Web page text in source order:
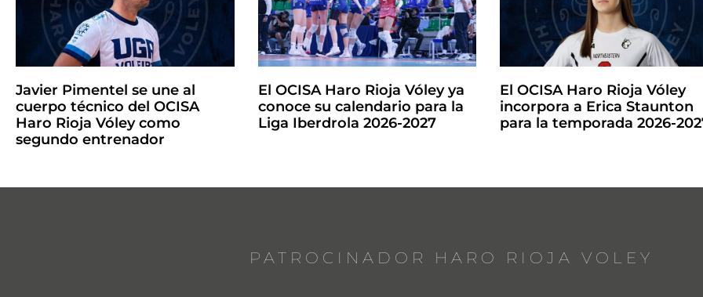
Javier Pimentel se une al
cuerpo técnico del OCISA
Haro Rioja Vóley como
segundo entrenador
El OCISA Haro Rioja Vóley ya
conoce su calendario para la
Liga Iberdrola 2026-2027
El OCISA Haro Rioja Vóley
incorpora a Erica Staunton
para la temporada 2026-
PATROCINADOR HARO RIOJA VOLEY